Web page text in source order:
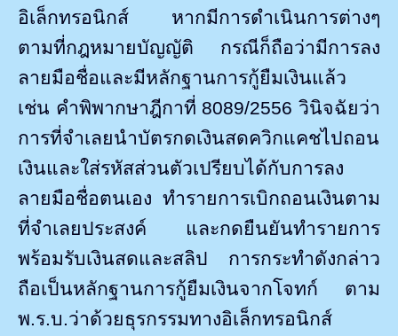
อิเล็กทรอนิกส์ หากมีการดำเนินการต่างๆ
ตามที่กฎหมายบัญญัติ กรณีก็ถือว่ามีการลง
ลายมือชื่อและมีหลักฐานการกู้ยืมเงินแล้ว
เช่น คำพิพากษาฎีกาที่ 8089/2556 วินิจฉัยว่า
การที่จำเลยนำบัตรกดเงินสดควิกแคชไปถอน
เงินและใส่รหัสส่วนตัวเปรียบได้กับการลง
ลายมือชื่อตนเอง ทำรายการเบิกถอนเงินตาม
ที่จำเลยประสงค์ และกดยืนยันทำรายการ
พร้อมรับเงินสดและสลิป การกระทำดังกล่าว
ถือเป็นหลักฐานการกู้ยืมเงินจากโจทก์ ตาม
พ.ร.บ.ว่าด้วยธุรกรรมทางอิเล็กทรอนิกส์